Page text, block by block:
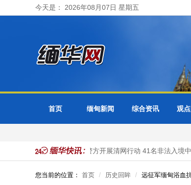
今天是： 2026年08月07日 星期五
首页 缅甸新闻 综合资讯 观
缅甸大其力市警方开展清网行动 41名非法入境中国
您当前的位置： 首页 历史回眸 远征军缅甸浴血